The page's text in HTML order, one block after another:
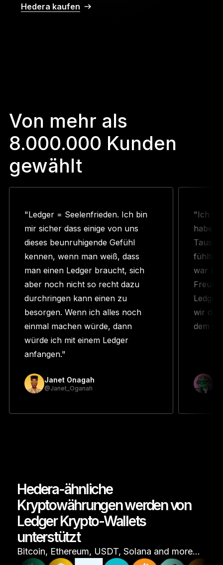
Hedera kaufen
Von mehr als
8.000.000 Kunden
gewählt
"Ledger = Seelenfrieden. Ich bin
mir sicher dass einige von uns
dieses beunruhigende Gefühl
kennen, wenn man weiß, dass
man einen Ledger braucht, sich
aber noch nicht so recht dazu
durchringen kann einen zu
besorgen. Wenn ich alles noch
einmal machen würde, dann
würde ich mit einem Ledger
anfangen."
Janet Onagah
@Janet_Oganah
"Ich
habe
fühlte
war
Freund
Ledger
wir das
dem
Hedera-ähnliche
Kryptowährungen werden von
Ledger Krypto-Wallets
unterstützt
Bitcoin, Ethereum, USDT, Solana and more…